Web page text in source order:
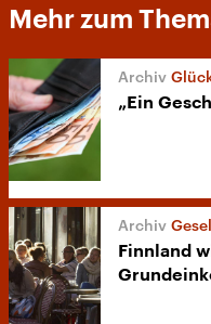
Mehr zum
„Ein
Finnland